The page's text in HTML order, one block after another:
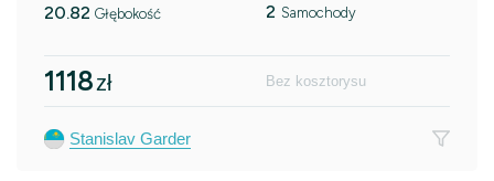
20.82 Głębokość 2 Samochody
1118zł Bez kosztorysu
Stanislav Garder